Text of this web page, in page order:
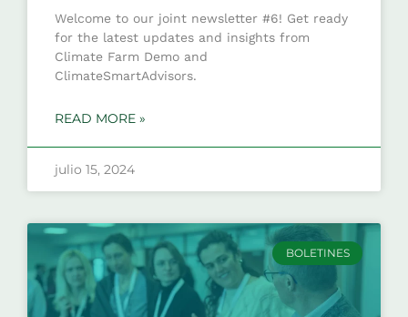
Welcome to our joint newsletter #6! Get ready
for the latest updates and insights from
Climate Farm Demo and
ClimateSmartAdvisors.
READ MORE »
julio 15, 2024
BOLETINES